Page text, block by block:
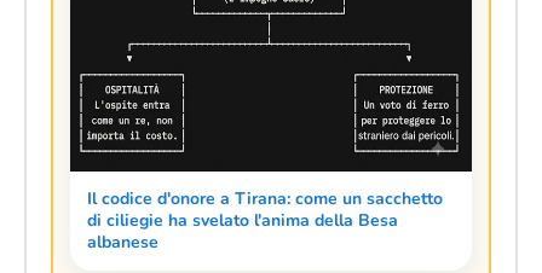
Il codice d'onore a Tirana: come un sacchetto
di ciliegie ha svelato l'anima della Besa
albanese